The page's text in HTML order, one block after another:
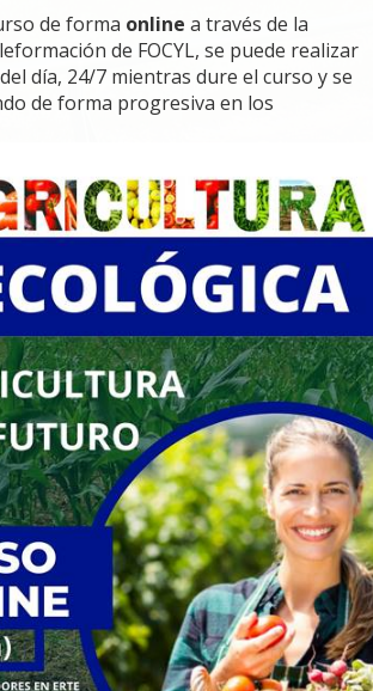
de forma online a través de la
de FOCYL, se puede realizar
día, 24/7 mientras dure el curso y se
de forma progresiva en los